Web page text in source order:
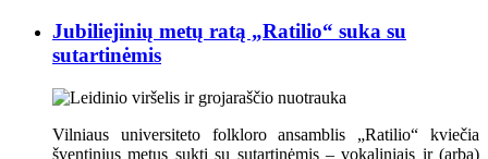
Jubiliejinių metų ratą „Ratilio“ suka su
sutartinėmis
Vilniaus universiteto folkloro ansamblis „Ratilio“ kviečia
šventinius metus sukti su sutartinėmis – vokaliniais ir (arba)